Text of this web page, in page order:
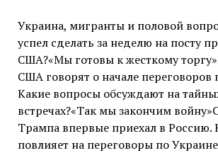
Украина, мигранты и половой
успел сделать за неделю на посту
США?«Мы готовы к жесткому
США говорят о начале переговоров
Какие вопросы обсуждают на
встречах?«Так мы закончим
Трампа впервые приехал в Россию.
повлияет на переговоры по